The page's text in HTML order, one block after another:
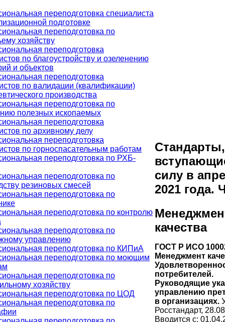
переподготовка специалиста
подготовке
переподготовка по
хозяйству
переподготовка
по благоустройству и озеленению
и объектов
переподготовка
по валидации (квалификации)
производства
переподготовка по
полезных ископаемых
переподготовка
по архивному делу
переподготовка
по горноспасательным работам
переподготовка по РХБ-
переподготовка по
резиновых смесей
переподготовка по
переподготовка по контролю
переподготовка по
управлению
переподготовка по КИПиА
переподготовка по моющим
переподготовка по
хозяйству
переподготовка по ЦОД
переподготовка по
Стандарты,
силу в
2021 года.
качества
ГОСТ Р ИСО
Менеджмент
потребителей.
Руководящие
управлению
в организациях.
Росстандарт,
Вводится с: